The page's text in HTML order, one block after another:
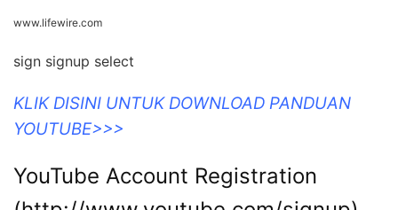
www.lifewire.com
sign signup select
KLIK DISINI UNTUK DOWNLOAD PANDUAN
YOUTUBE>>>
YouTube Account Registration